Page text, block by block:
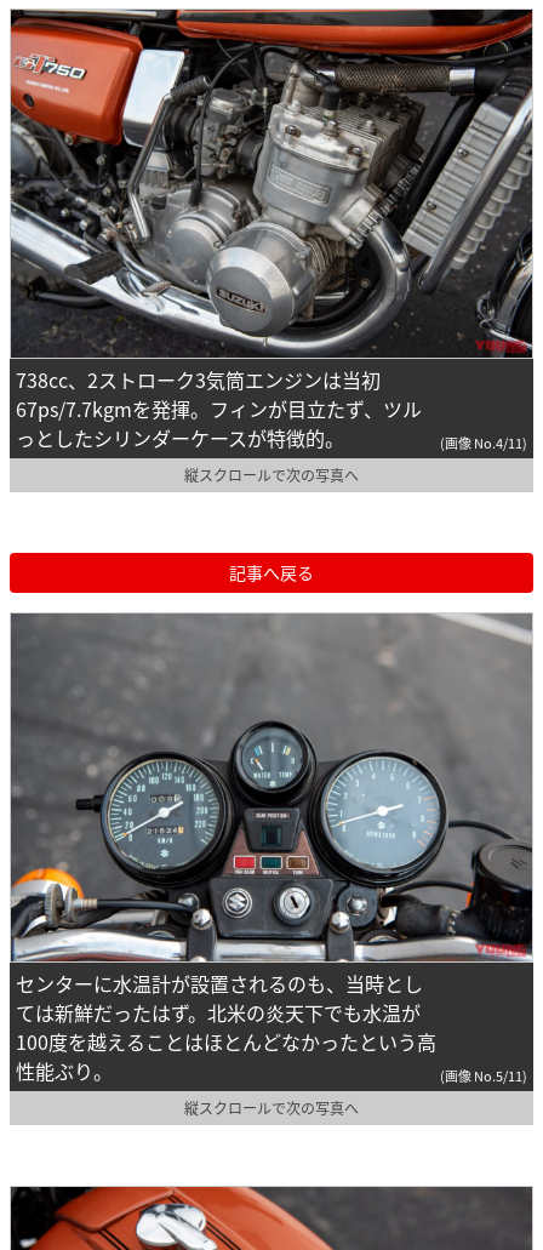
738cc、2ストローク3気筒エンジンは当初
67ps/7.7kgmを発揮。フィンが目立たず、ツル
っとしたシリンダーケースが特徴的。
(画像 No.4/11)
縦スクロールで次の写真へ
記事へ戻る
センターに水温計が設置されるのも、当時とし
ては新鮮だったはず。北米の炎天下でも水温が
100度を越えることはほとんどなかったという高
性能ぶり。
(画像 No.5/11)
縦スクロールで次の写真へ